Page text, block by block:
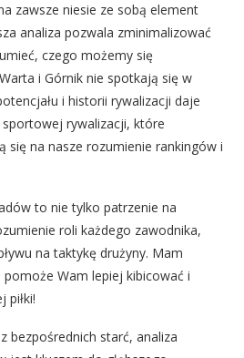
zawsze niesie ze sobą element
analiza pozwala zminimalizować
czego możemy się
i Górnik nie spotkają się w
i historii rywalizacji daje
rywalizacji, które
się na nasze rozumienie rankingów i
to nie tylko patrzenie na
roli każdego zawodnika,
na taktykę drużyny. Mam
Wam lepiej kibicować i
piłki!
bezpośrednich starć, analiza